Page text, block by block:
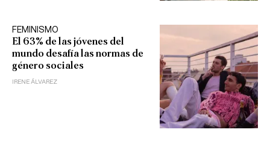
FEMINISMO
El 63% de las jóvenes del
mundo desafía las normas de
género sociales
IRENE ÁLVAREZ